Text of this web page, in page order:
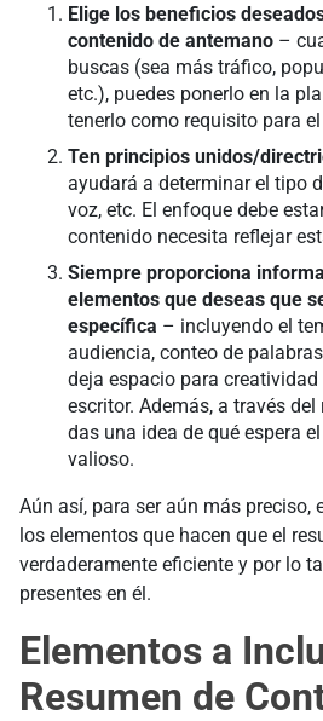
Elige los beneficios
contenido de antemano –
buscas (sea más tráfico,
etc.), puedes ponerlo en la
tenerlo como requisito para
Ten principios unidos/
ayudará a determinar el tipo
voz, etc. El enfoque debe
contenido necesita reflejar
Siempre proporciona
elementos que deseas que
específica – incluyendo el
audiencia, conteo de
deja espacio para
escritor. Además, a través
das una idea de qué espera
valioso.
Aún así, para ser aún más preciso,
los elementos que hacen que el
verdaderamente eficiente y por lo
presentes en él.
Elementos a
Resumen de